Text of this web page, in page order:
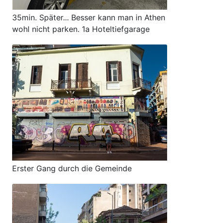
35min. Später... Besser kann man in Athen
wohl nicht parken. 1a Hoteltiefgarage
Erster Gang durch die Gemeinde